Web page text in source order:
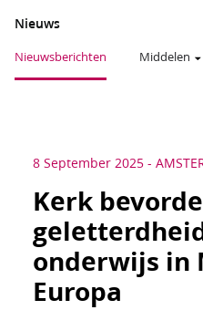
Nieuws
Nieuwsberichten Middelen
8 September 2025 -
Kerk
onderwijs in
Europa